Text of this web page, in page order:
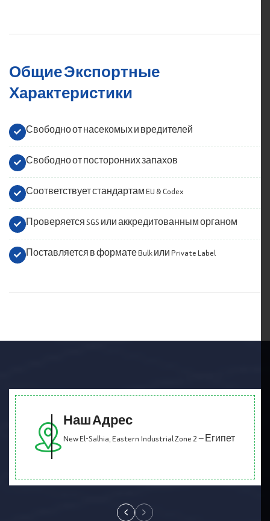
Общие Экспортные
Характеристики
Свободно от насекомых и вредителей
Свободно от посторонних запахов
Соответствует стандартам EU & Codex
Проверяется SGS или аккредитованным органом
Поставляется в формате Bulk или Private Label
Наш Адрес
New El-Salhia, Eastern Industrial Zone 2 — Египет